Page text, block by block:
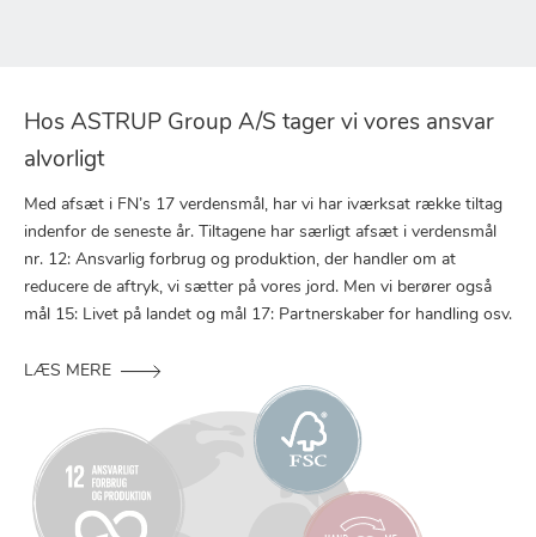
Hos ASTRUP Group A/S tager vi vores ansvar
alvorligt
Med afsæt i FN’s 17 verdensmål, har vi har iværksat række tiltag
indenfor de seneste år. Tiltagene har særligt afsæt i verdensmål
nr. 12: Ansvarlig forbrug og produktion, der handler om at
reducere de aftryk, vi sætter på vores jord. Men vi berører også
mål 15: Livet på landet og mål 17: Partnerskaber for handling osv.
LÆS MERE